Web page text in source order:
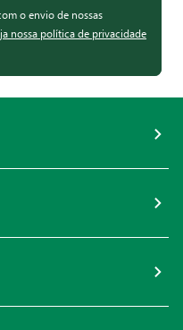
o envio de nossas
nossa política de privacidade